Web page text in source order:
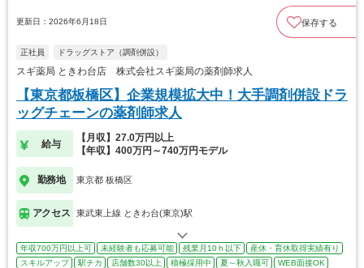
更新日：2026年6月18日 保存する
正社員 ドラッグストア（調剤併設）
スギ薬局 ときわ台店 株式会社スギ薬局の薬剤師求人
【東京都板橋区】企業規模拡大中！大手調剤併設ドラ
ッグチェーンの薬剤師求人
給与
【月収】27.0万円以上
【年収】400万円～740万円モデル
勤務地 東京都 板橋区
アクセス 東武東上線 ときわ台(東京)駅
年収700万円以上可 未経験者も応募可能 残業月10ｈ以下
産休・育休取得実績有り
スキルアップ
駅チカ 店舗数30以上 積極採用中 夏～秋入職可 WEB面接OK